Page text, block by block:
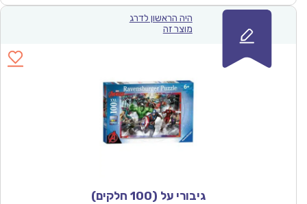
היה הראשון לדרג
מוצר זה
גיבורי על (100 חלקים)